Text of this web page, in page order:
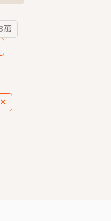
古後成了野人娘子》你
萬
✕